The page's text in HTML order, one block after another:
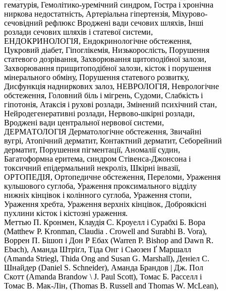
гематурія, Гемолітико-уремічний синдром, Гостра і хронічна
ниркова недостатність, Артеріальна гіпертензія, Міхурово-
сечовідний рефлюкс Вроджені вади сечових шляхів, Інші
розлади сечових шляхів і статевої системи,
ЕНДОКРИНОЛОГІЯ, Ендокринологічне обстеження,
Цукровий діабет, Гіпоглікемія, Низькорослість, Порушення
статевого дозрівання, Захворювання щитоподібної залози,
Захворювання прищитоподібної залози, кісток і порушення
мінерального обміну, Порушення статевого розвитку,
Дисфункція надниркових залоз, НЕВРОЛОГІЯ, Неврологічне
обстеження, Головний біль і мігрень, Судоми, Слабкість і
гіпотонія, Атаксія і рухові розлади, Змінений психічний стан,
Нейродегенеративні розлади, Нервово-шкірні розлади,
Вроджені вади центральної нервової системи,
ДЕРМАТОЛОГІЯ Дерматологічне обстеження, Звичайні
вугрі, Атопічний дерматит, Контактний дерматит, Себорейний
дерматит, Порушення пігментації, Аномалії судин,
Багатоформна еритема, синдром Стівенса-Джонсона і
токсичний епідермальний некроліз, Шкірні інвазії,
ОРТОПЕДІЯ, Ортопедичне обстеження, Переломи, Ураження
кульшового суглоба, Ураження проксимального відділу
нижніх кінцівок і колінного суглоба, Ураження стопи,
Ураження хребта, Ураження верхніх кінцівок, Доброякісні
пухлини кісток і кістозні ураження.
Меттью П. Кронмен, Клаудія С. Кроуелл і Сурабхі Б. Вора
(Matthew Р. Kronman, Claudia . Crowell and Surabhi B. Vora),
Воррен П. Бішоп і Дон Р Ебах (Warren Р. Bishop and Dawn R.
Ebach), Аманда Штріґл, Тіда Онг і Сьюзен Ґ Маршалл
(Amanda Striegl, Thida Ong and Susan G. Marshall), Деніел С.
Шнайдер (Daniel S. Schneider), Аманда Брандов | Дж. Пол
Скотт (Amanda Brandow \ J. Paul Scott), Томас Б. Расселл і
Томас В. Мак-Лін, (Thomas В. Russell and Thomas W. McLean),